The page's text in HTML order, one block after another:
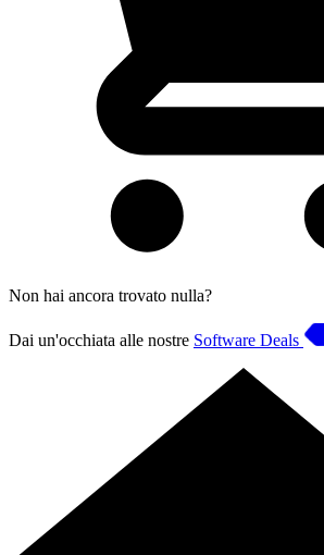
Non hai ancora trovato nulla?
Dai un'occhiata alle nostre Software Deals